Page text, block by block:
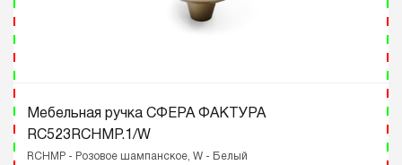
Мебельная ручка СФЕРА ФАКТУРА
RC523RCHMP.1/W
RCHMP - Розовое шампанское, W - Белый